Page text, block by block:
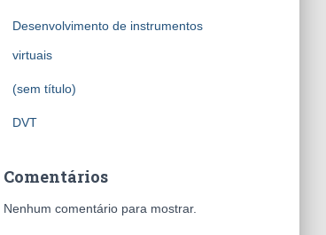
Desenvolvimento de instrumentos
virtuais
(sem título)
DVT
Comentários
Nenhum comentário para mostrar.